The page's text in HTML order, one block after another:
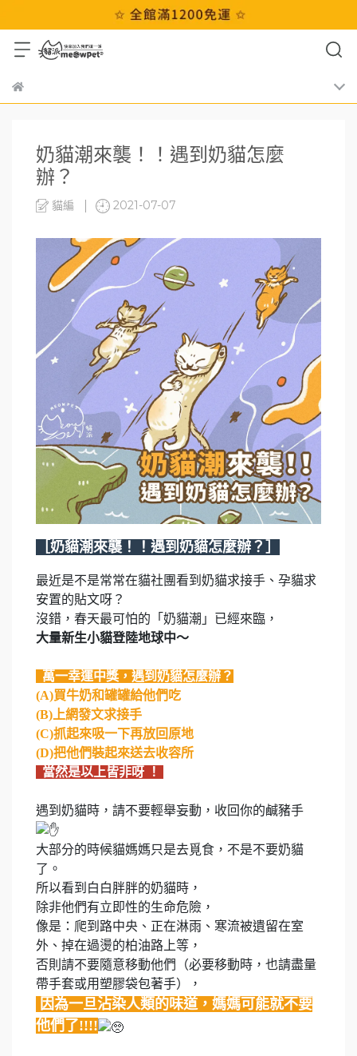
奶貓潮來襲！！遇到奶貓怎麼
辦？
貓編 2021-07-07
［奶貓潮來襲！！遇到奶貓怎麼辦？］
最近是不是常常在貓社團看到奶貓求接手、孕貓求
安置的貼文呀？
沒錯，春天最可怕的「奶貓潮」已經來臨，
大量新生小貓登陸地球中～
萬一幸運中獎，遇到奶貓怎麼辦？
(A)買牛奶和罐罐給他們吃
(B)上網發文求接手
(C)抓起來吸一下再放回原地
(D)把他們裝起來送去收容所
當然是以上皆非呀 ！
遇到奶貓時，請不要輕舉妄動，收回你的鹹豬手
大部分的時候貓媽媽只是去覓食，不是不要奶貓
了。
所以看到白白胖胖的奶貓時，
除非他們有立即性的生命危險，
像是：爬到路中央、正在淋雨、寒流被遺留在室
外、掉在過燙的柏油路上等，
否則請不要隨意移動他們（必要移動時，也請盡量
帶手套或用塑膠袋包著手），
因為一旦沾染人類的味道，媽媽可能就不要
他們了!!!!